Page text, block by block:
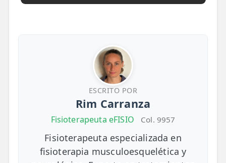
ESCRITO POR
Rim Carranza
Fisioterapeuta eFISIO Col. 9957
Fisioterapeuta especializada en
fisioterapia musculoesquelética y